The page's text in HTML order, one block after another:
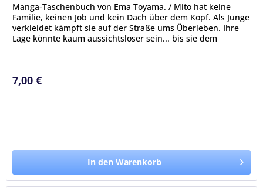
Manga-Taschenbuch von Ema Toyama. / Mito hat keine
Familie, keinen Job und kein Dach über dem Kopf. Als Junge
verkleidet kämpft sie auf der Straße ums Überleben. Ihre
Lage könnte kaum aussichtsloser sein... bis sie dem
7,00 €
In den Warenkorb